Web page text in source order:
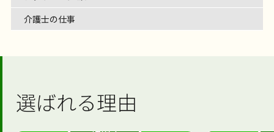
介護士の仕事
選ばれる理由